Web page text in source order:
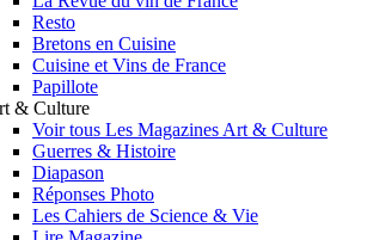
Resto
Bretons en Cuisine
Cuisine et Vins de France
Papillote
& Culture
Voir tous Les Magazines Art & Culture
Guerres & Histoire
Diapason
Réponses Photo
Les Cahiers de Science & Vie